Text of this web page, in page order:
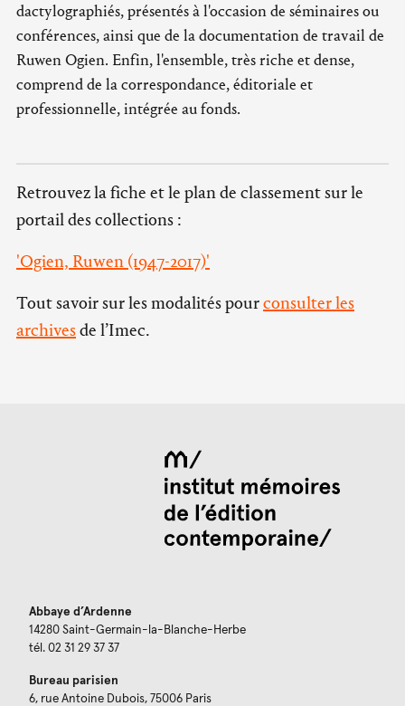
dactylographiés, présentés à l'occasion de séminaires ou
conférences, ainsi que de la documentation de travail de
Ruwen Ogien. Enfin, l'ensemble, très riche et dense,
comprend de la correspondance, éditoriale et
professionnelle, intégrée au fonds.
Retrouvez la fiche et le plan de classement sur le
portail des collections :
'Ogien, Ruwen (1947-2017)'
Tout savoir sur les modalités pourconsulter les
archivesde l’Imec.
Abbaye d’Ardenne
14280 Saint-Germain-la-Blanche-Herbe
tél. 02 31 29 37 37
Bureau parisien
6, rue Antoine Dubois, 75006 Paris